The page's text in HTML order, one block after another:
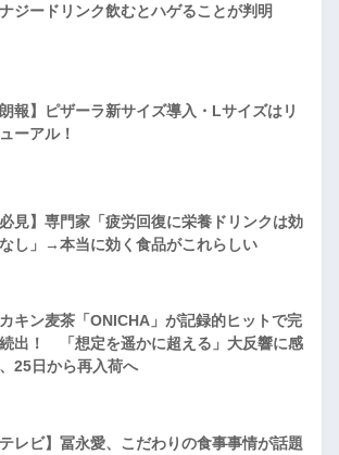
ジードリンク飲むとハゲることが判明
朗報】ピザーラ新サイズ導入・Lサイズはリ
ーアル！
必見】専門家「疲労回復に栄養ドリンクは効
し」→本当に効く食品がこれらしい
キン麦茶「ONICHA」が記録的ヒットで完
出！ 「想定を遥かに超える」大反響に感
25日から再入荷へ
テレビ】冨永愛、こだわりの食事事情が話題